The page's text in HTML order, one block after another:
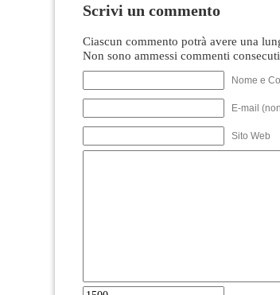
Scrivi un commento
Ciascun commento potrà avere una
Non sono ammessi commenti
Nome e
E-mail
Sito Web